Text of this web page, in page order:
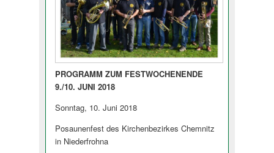
PROGRAMM ZUM FESTWOCHENENDE
9./10. JUNI 2018
Sonntag, 10. Juni 2018
Posaunenfest des Kirchenbezirkes Chemnitz
in Niederfrohna